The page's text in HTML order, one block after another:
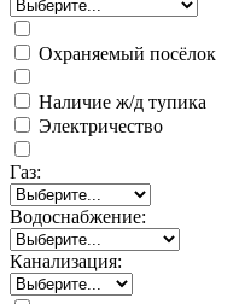
Охраняемый посёлок
Наличие ж/д тупика
Электричество
Газ:
Водоснабжение:
Канализация: